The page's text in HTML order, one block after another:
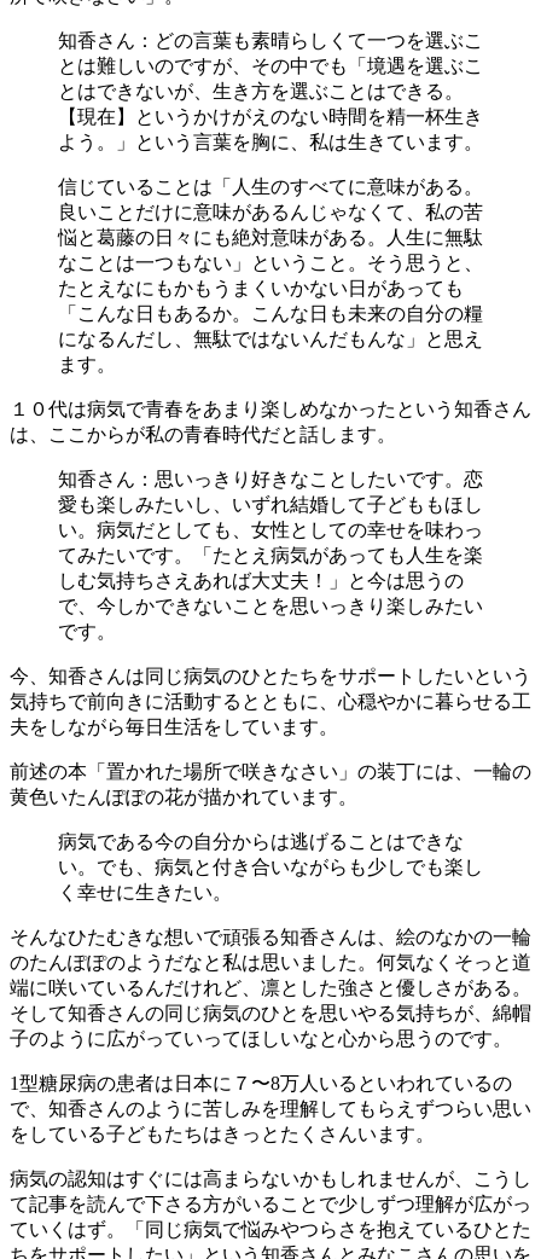
知香さん：どの言葉も素晴らしくて一つを選ぶこ
とは難しいのですが、その中でも「境遇を選ぶこ
とはできないが、生き方を選ぶことはできる。
【現在】というかけがえのない時間を精一杯生き
よう。」という言葉を胸に、私は生きています。
信じていることは「人生のすべてに意味がある。
良いことだけに意味があるんじゃなくて、私の苦
悩と葛藤の日々にも絶対意味がある。人生に無駄
なことは一つもない」ということ。そう思うと、
たとえなにもかもうまくいかない日があっても
「こんな日もあるか。こんな日も未来の自分の糧
になるんだし、無駄ではないんだもんな」と思え
ます。
１０代は病気で青春をあまり楽しめなかったという知香さん
は、ここからが私の青春時代だと話します。
知香さん：思いっきり好きなことしたいです。恋
愛も楽しみたいし、いずれ結婚して子どももほし
い。病気だとしても、女性としての幸せを味わっ
てみたいです。「たとえ病気があっても人生を楽
しむ気持ちさえあれば大丈夫！」と今は思うの
で、今しかできないことを思いっきり楽しみたい
です。
今、知香さんは同じ病気のひとたちをサポートしたいという
気持ちで前向きに活動するとともに、心穏やかに暮らせる工
夫をしながら毎日生活をしています。
前述の本「置かれた場所で咲きなさい」の装丁には、一輪の
黄色いたんぽぽの花が描かれています。
病気である今の自分からは逃げることはできな
い。でも、病気と付き合いながらも少しでも楽し
く幸せに生きたい。
そんなひたむきな想いで頑張る知香さんは、絵のなかの一輪
のたんぽぽのようだなと私は思いました。何気なくそっと道
端に咲いているんだけれど、凛とした強さと優しさがある。
そして知香さんの同じ病気のひとを思いやる気持ちが、綿帽
子のように広がっていってほしいなと心から思うのです。
1型糖尿病の患者は日本に７〜8万人いるといわれているの
で、知香さんのように苦しみを理解してもらえずつらい思い
をしている子どもたちはきっとたくさんいます。
病気の認知はすぐには高まらないかもしれませんが、こうし
て記事を読んで下さる方がいることで少しずつ理解が広がっ
ていくはず。「同じ病気で悩みやつらさを抱えているひとた
ちをサポートしたい」という知香さんとみなこさんの思いを